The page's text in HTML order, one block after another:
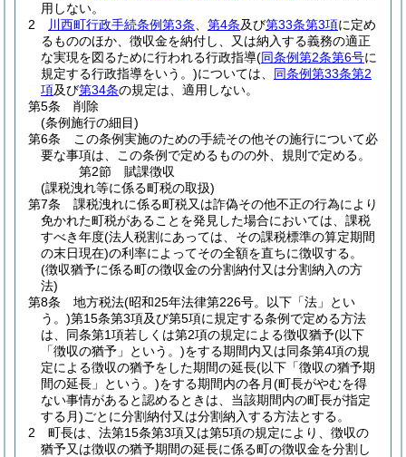
用しない。
2
川西町行政手続条例第3条 第4条及び第33条第3項に定め
るもののほか、徴収金を納付し、又は納入する義務の適正
な実現を図るために行われる行政指導(同条例第2条第6号に
規定する行政指導をいう。)については、 同条例第33条第2
項及び第34条の規定は、適用しない。
第5条
削除
(条例施行の細目)
第6条
この条例実施のための手続その他その施行について必
要な事項は、この条例で定めるものの外、規則で定める。
第2節
賦課徴収
(課税洩れ等に係る町税の取扱)
第7条
課税洩れに係る町税又は詐偽その他不正の行為により
免かれた町税があることを発見した場合においては、課税
すべき年度(法人税割にあっては、その課税標準の算定期間
の末日現在)の利率によってその全額を直ちに徴収する。
(徴収猶予に係る町の徴収金の分割納付又は分割納入の方
法)
第8条
地方税法(昭和25年法律第226号。以下「法」とい
う。)第15条第3項及び第5項に規定する条例で定める方法
は、同条第1項若しくは第2項の規定による徴収猶予(以下
「徴収の猶予」という。)をする期間内又は同条第4項の規
定による徴収の猶予をした期間の延長(以下「徴収の猶予期
間の延長」という。)をする期間内の各月(町長がやむを得
ない事情があると認めるときは、当該期間内の町長が指定
する月)ごとに分割納付又は分割納入する方法とする。
2
町長は、法第15条第3項又は第5項の規定により、徴収の
猶予又は徴収の猶予期間の延長に係る町の徴収金を分割し